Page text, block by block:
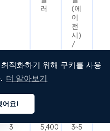
적화하기 위해 쿠키를 사용
더 알아보기
어요!
러
(에
이
전
시)
/
1~2
주
(사
3 5,400 3~5